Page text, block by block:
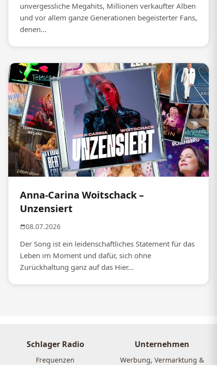
unvergessliche Megahits, Millionen verkaufter Alben
und vor allem ganze Generationen begeisterter Fans,
denen...
Anna-Carina Woitschack –
Unzensiert
08.07.2026
Der Song ist ein leidenschaftliches Statement für das
Leben im Moment und dafür, sich ohne
Zurückhaltung ganz auf das Hier...
Schlager Radio
Frequenzen
Unternehmen
Werbung, Vermarktung &